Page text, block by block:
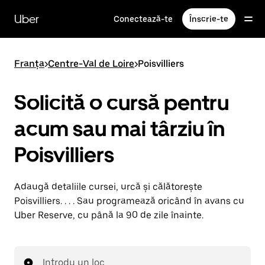
direct
conținutul
principal
Uber Conectează-te Înscrie-te
Franța>Centre-Val de Loire>Poisvilliers
Solicită o cursă pentru
acum sau mai târziu în
Poisvilliers
Adaugă detaliile cursei, urcă și călătorește
Poisvilliers. . . . Sau programează oricând în avans cu
Uber Reserve, cu până la 90 de zile înainte.
Introdu un loc